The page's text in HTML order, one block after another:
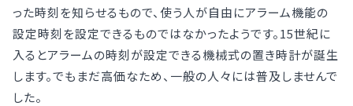
った時刻を知らせるもので、使う人が自由にアラーム機能の
設定時刻を設定できるものではなかったようです。15世紀に
入るとアラームの時刻が設定できる機械式の置き時計が誕生
します。でもまだ高価なため、一般の人々には普及しませんで
した。